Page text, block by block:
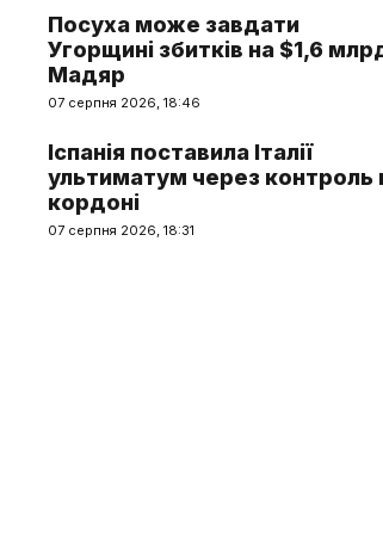
Посуха може завдати
Угорщині збитків на $1,6
Мадяр
07 серпня 2026, 18:46
Іспанія поставила Італії
ультиматум через контроль
кордоні
07 серпня 2026, 18:31